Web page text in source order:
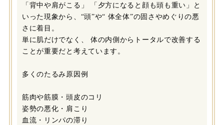
「背中や肩がこる」 「夕方になると顔も頭も重い」と
いった現象から、“頭”や“ 体全体”の固さやめぐりの悪
さに着目。
単に肌だけでなく、 体の内側からトータルで改善する
ことが重要だと考えています。
多くのたるみ原因例
筋肉や筋膜・頭皮のコリ
姿勢の悪化・肩こり
血流・リンパの滞り